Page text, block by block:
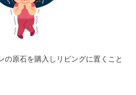
の原石を購入しリビングに置くこと